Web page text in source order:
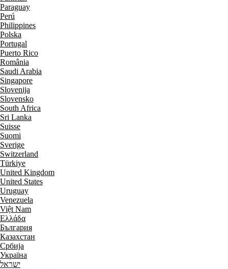
Paraguay
Perú
Philippines
Polska
Portugal
Puerto Rico
România
Saudi Arabia
Singapore
Slovenija
Slovensko
South Africa
Sri Lanka
Suisse
Suomi
Sverige
Switzerland
Türkiye
United Kingdom
United States
Uruguay
Venezuela
Việt Nam
Ελλάδα
България
Казахстан
Србија
Україна
ישראל